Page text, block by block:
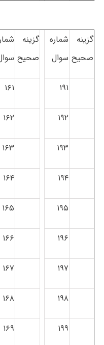
گزینه
صحیح
شماره
سوال
گزینه
صحیح
۱۹۱ ۱۶۱
۱۹۲ ۱۶۲
۱۹۳ ۱۶۳
۱۹۴ ۱۶۴
۱۹۵ ۱۶۵
۱۹۶ ۱۶۶
۱۹۷ ۱۶۷
۱۹۸ ۱۶۸
۱۹۹ ۱۶۹